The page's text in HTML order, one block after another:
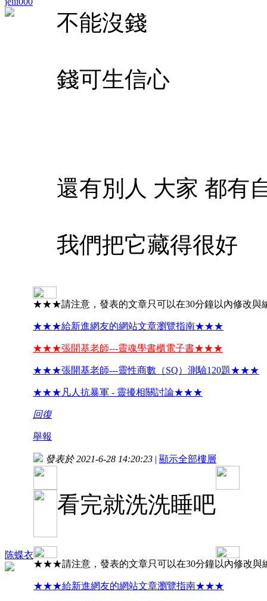
不能沒錢
錢可生信心
還有別人 大家 都有
我們把它藏得很好
★★★請注意，發表的文章只可以在30分鐘以內修改
★★★給新進網友的網站文章瀏覽指南★★★
★★★張開基老師---靈魂學書櫃電子書★★★
★★★張開基老師---靈性商數（SQ）測驗120題★★★
★★★凡人抗暴軍 - 靈擾相關討論★★★
回復
舉報
陈蝶衣
發表於 2021-6-28 14:20:23 | 顯示全部樓層
看完就洗洗睡吧
★★★請注意，發表的文章只可以在30分鐘以內修改
★★★給新進網友的網站文章瀏覽指南★★★